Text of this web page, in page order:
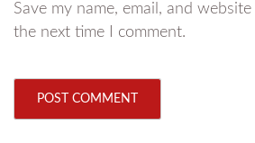
Save my name, email, and
the next time I comment.